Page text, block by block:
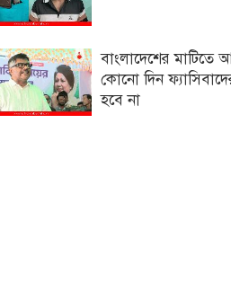
বাংলাদেশের মাটিতে
কোনো দিন
হবে না